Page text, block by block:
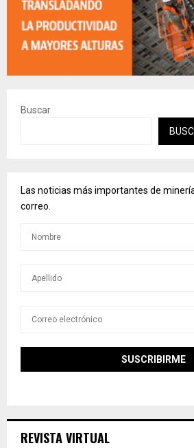
Buscar
Las noticias más importantes de
correo.
REVISTA VIRTUAL